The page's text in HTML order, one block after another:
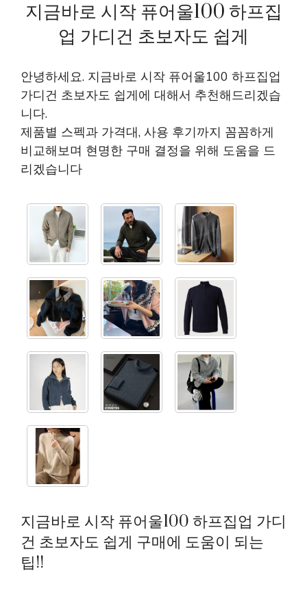
지금바로 시작 퓨어울100 하프집
업 가디건 초보자도 쉽게
안녕하세요. 지금바로 시작 퓨어울100 하프집업
가디건 초보자도 쉽게에 대해서 추천해드리겠습
니다.
제품별 스펙과 가격대, 사용 후기까지 꼼꼼하게
비교해보며 현명한 구매 결정을 위해 도움을 드
리겠습니다
지금바로 시작 퓨어울100 하프집업 가디
건 초보자도 쉽게 구매에 도움이 되는
팁!!